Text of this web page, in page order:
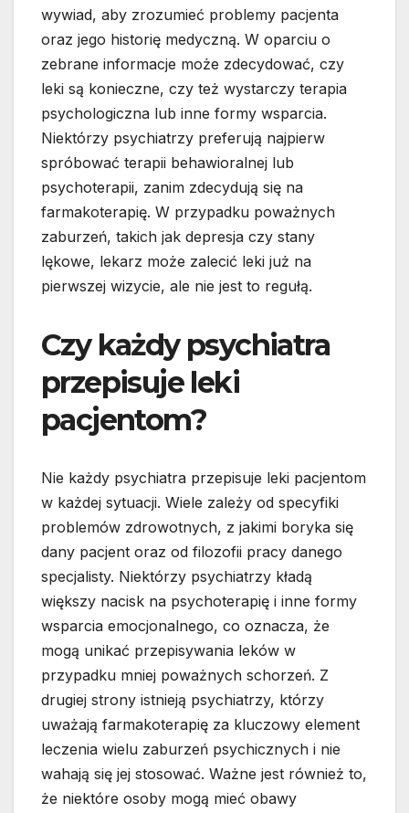
wywiad, aby zrozumieć problemy pacjenta
oraz jego historię medyczną. W oparciu o
zebrane informacje może zdecydować, czy
leki są konieczne, czy też wystarczy terapia
psychologiczna lub inne formy wsparcia.
Niektórzy psychiatrzy preferują najpierw
spróbować terapii behawioralnej lub
psychoterapii, zanim zdecydują się na
farmakoterapię. W przypadku poważnych
zaburzeń, takich jak depresja czy stany
lękowe, lekarz może zalecić leki już na
pierwszej wizycie, ale nie jest to regułą.
Czy każdy psychiatra
przepisuje leki
pacjentom?
Nie każdy psychiatra przepisuje leki pacjentom
w każdej sytuacji. Wiele zależy od specyfiki
problemów zdrowotnych, z jakimi boryka się
dany pacjent oraz od filozofii pracy danego
specjalisty. Niektórzy psychiatrzy kładą
większy nacisk na psychoterapię i inne formy
wsparcia emocjonalnego, co oznacza, że
mogą unikać przepisywania leków w
przypadku mniej poważnych schorzeń. Z
drugiej strony istnieją psychiatrzy, którzy
uważają farmakoterapię za kluczowy element
leczenia wielu zaburzeń psychicznych i nie
wahają się jej stosować. Ważne jest również to,
że niektóre osoby mogą mieć obawy